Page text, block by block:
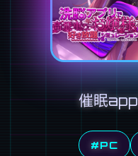
催眠
#PC